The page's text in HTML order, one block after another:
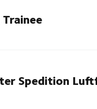
Spedition